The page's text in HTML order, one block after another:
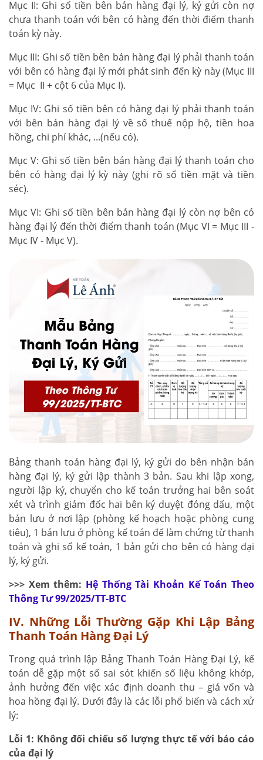
Mục II: Ghi số tiền bên bán hàng đại lý, ký gửi còn nợ
chưa thanh toán với bên có hàng đến thời điểm thanh
toán kỳ này.
Mục III: Ghi số tiền bên bán hàng đại lý phải thanh toán
với bên có hàng đại lý mới phát sinh đến kỳ này (Mục III
= Mục II + cột 6 của Mục I).
Mục IV: Ghi số tiền bên có hàng đại lý phải thanh toán
với bên bán hàng đại lý về số thuế nộp hộ, tiền hoa
hồng, chi phí khác, ...(nếu có).
Mục V: Ghi số tiền bên bán hàng đại lý thanh toán cho
bên có hàng đại lý kỳ này (ghi rõ số tiền mặt và tiền
séc).
Mục VI: Ghi số tiền bên bán hàng đại lý còn nợ bên có
hàng đại lý đến thời điểm thanh toán (Mục VI = Mục III -
Mục IV - Mục V).
Bảng thanh toán hàng đại lý, ký gửi do bên nhận bán
hàng đại lý, ký gửi lập thành 3 bản. Sau khi lập xong,
người lập ký, chuyển cho kế toán trưởng hai bên soát
xét và trình giám đốc hai bên ký duyệt đóng dấu, một
bản lưu ở nơi lập (phòng kế hoạch hoặc phòng cung
tiêu), 1 bản lưu ở phòng kế toán để làm chứng từ thanh
toán và ghi sổ kế toán, 1 bản gửi cho bên có hàng đại
lý, ký gửi.
>>> Xem thêm: Hệ Thống Tài Khoản Kế Toán Theo
Thông Tư 99/2025/TT-BTC
IV. Những Lỗi Thường Gặp Khi Lập Bảng
Thanh Toán Hàng Đại Lý
Trong quá trình lập Bảng Thanh Toán Hàng Đại Lý, kế
toán dễ gặp một số sai sót khiến số liệu không khớp,
ảnh hưởng đến việc xác định doanh thu – giá vốn và
hoa hồng đại lý. Dưới đây là các lỗi phổ biến và cách xử
lý:
Lỗi 1: Không đối chiếu số lượng thực tế với báo cáo
của đại lý